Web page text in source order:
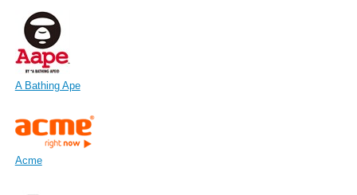
A Bathing Ape
Acme